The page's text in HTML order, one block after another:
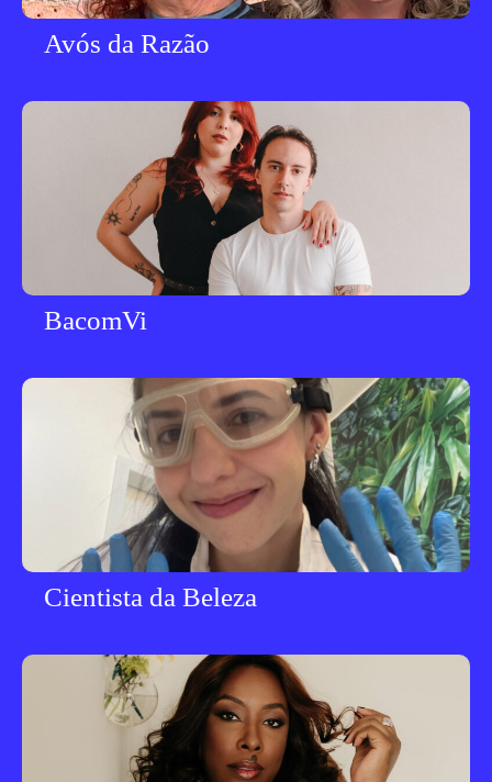
Avós da Razão
BacomVi
Cientista da Beleza